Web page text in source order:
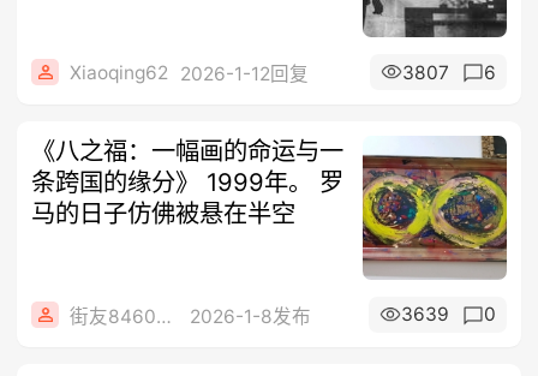
Xiaoqing62 2026-1-12回复 3807 6
《八之福：一幅画的命运与一
条跨国的缘分》 1999年。 罗
马的日子仿佛被悬在半空
街友84605288 2026-1-8发布 3639 0